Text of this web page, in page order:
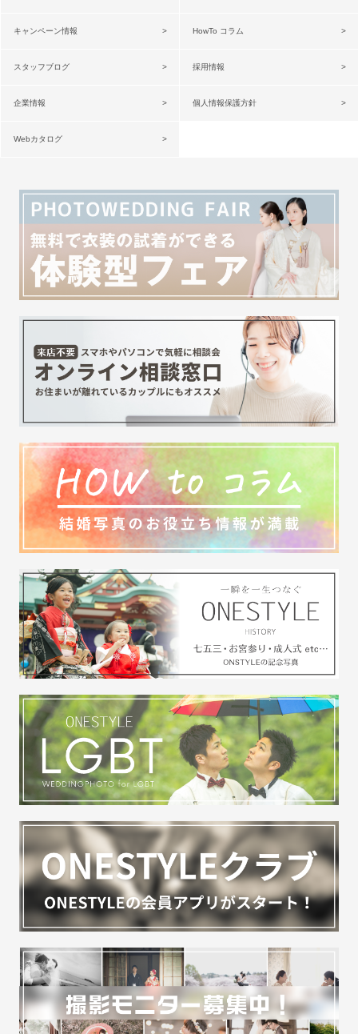
キャンペーン情報 HowTo コラム
スタッフブログ 採用情報
企業情報 個人情報保護方針
Webカタログ